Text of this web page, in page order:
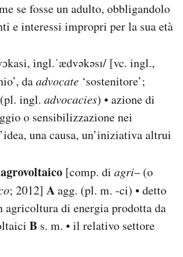
se fosse un adulto, obbligandolo
e interessi impropri per la sua età
ingl.ˈædvəkəsɪ/ [vc. ingl.,
daadvocate ‘sostenitore’;
ingl. advocacies) • azione di
o sensibilizzazione nei
una causa, un’iniziativa altrui
agrovoltaico [comp. di agri– (o
; 2012] Aagg. (pl. m. -ci) • detto
agricoltura di energia prodotta da
B s. m. • il relativo settore